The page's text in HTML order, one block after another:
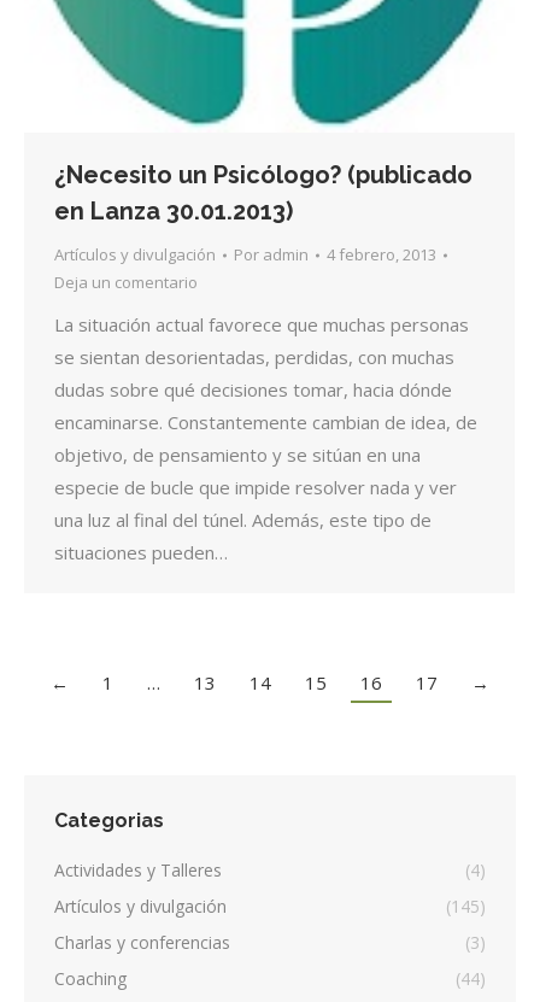
¿Necesito un Psicólogo? (publicado
en Lanza 30.01.2013)
Artículos y divulgación Por admin
4 febrero, 2013
Deja un comentario
La situación actual favorece que muchas personas
se sientan desorientadas, perdidas, con muchas
dudas sobre qué decisiones tomar, hacia dónde
encaminarse. Constantemente cambian de idea, de
objetivo, de pensamiento y se sitúan en una
especie de bucle que impide resolver nada y ver
una luz al final del túnel. Además, este tipo de
situaciones pueden…
← 1 … 13 14 15 16 17 →
Categorias
Actividades y Talleres
(4)
Artículos y divulgación
(145)
Charlas y conferencias
(3)
Coaching
(44)